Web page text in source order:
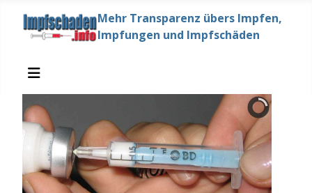
Mehr Transparenz übers Impfen,
Impfungen und Impfschäden